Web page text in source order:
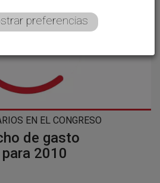
EN EL CONGRESO
de gasto
2010
preferencias